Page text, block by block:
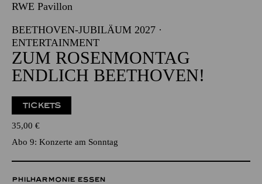
RWE Pavillon
BEETHOVEN-JUBILÄUM 2027 ·
ENTERTAINMENT
ZUM ROSENMONTAG
ENDLICH BEETHOVEN!
TICKETS
35,00 €
Abo 9: Konzerte am Sonntag
PHILHARMONIE ESSEN